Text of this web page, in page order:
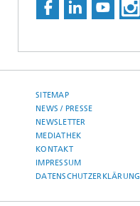
SITEMAP
NEWS / PRESSE
NEWSLETTER
MEDIATHEK
KONTAKT
IMPRESSUM
DATENSCHUTZERKLÄRUNG